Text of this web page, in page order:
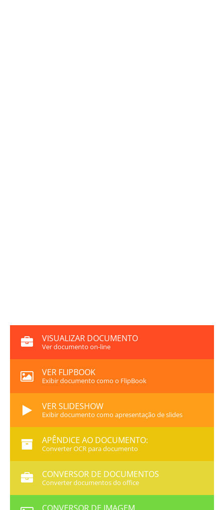
VISUALIZAR DOCUMENTO
Ver documento on-line
VER FLIPBOOK
Exibir documento como o FlipBook
VER SLIDESHOW
Exibir documento como apresentação de slides
APÊNDICE AO DOCUMENTO:
Converter OCR para documento
CONVERSOR DE DOCUMENTOS
Converter documentos do office